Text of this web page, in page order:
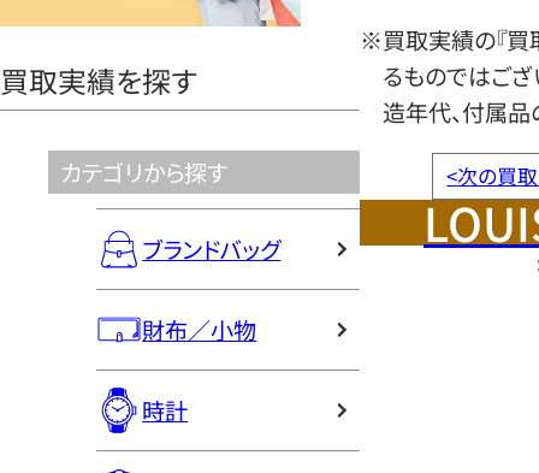
買取実績を探す
カテゴリから探す
ブランドバッグ
財布／小物
時計
※買取実績の『買
るものではござ
造年代、付属品
<次の買